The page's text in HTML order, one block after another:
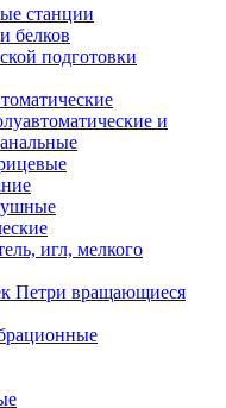
станции
белков
подготовки
и
игл, мелкого
Петри вращающиеся